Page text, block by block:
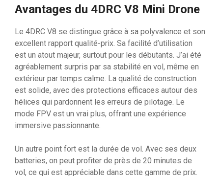
Avantages du 4DRC V8 Mini Drone
Le 4DRC V8 se distingue grâce à sa polyvalence et son
excellent rapport qualité-prix. Sa facilité d’utilisation
est un atout majeur, surtout pour les débutants. J’ai été
agréablement surpris par sa stabilité en vol, même en
extérieur par temps calme. La qualité de construction
est solide, avec des protections efficaces autour des
hélices qui pardonnent les erreurs de pilotage. Le
mode FPV est un vrai plus, offrant une expérience
immersive passionnante.
Un autre point fort est la durée de vol. Avec ses deux
batteries, on peut profiter de près de 20 minutes de
vol, ce qui est appréciable dans cette gamme de prix.